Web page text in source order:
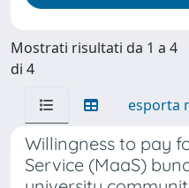
Mostrati risultati da 1 a 4
di 4
esporta
Willingness to pay
Service (MaaS)